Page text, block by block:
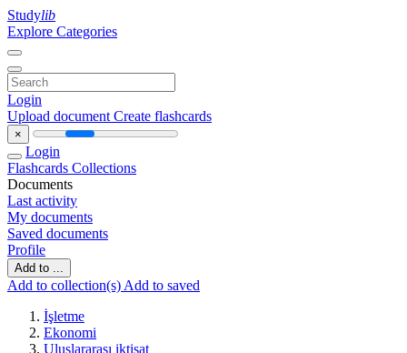
Studylib
Explore Categories
Login
Upload document Create flashcards
×
Login
Flashcards Collections
Documents
Last activity
My documents
Saved documents
Profile
Add to ...
Add to collection(s) Add to saved
İşletme
Ekonomi
Uluslararası iktisat